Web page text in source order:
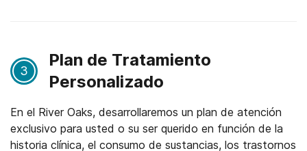
3
Plan de Tratamiento
Personalizado
En el River Oaks, desarrollaremos un plan de atención
exclusivo para usted o su ser querido en función de la
historia clínica, el consumo de sustancias, los trastornos